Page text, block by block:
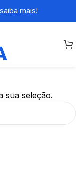
saiba mais!
sua seleção.